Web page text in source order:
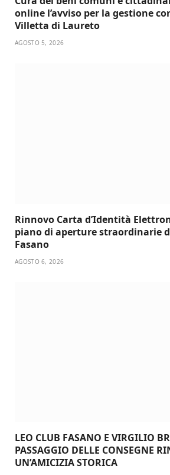
online l’avviso per la gestione
Villetta di Laureto
AGOSTO 5, 2026
Rinnovo Carta d’Identità
piano di aperture straordinarie
Fasano
AGOSTO 6, 2026
LEO CLUB FASANO E VIRGILIO
PASSAGGIO DELLE CONSEGNE
UN’AMICIZIA STORICA